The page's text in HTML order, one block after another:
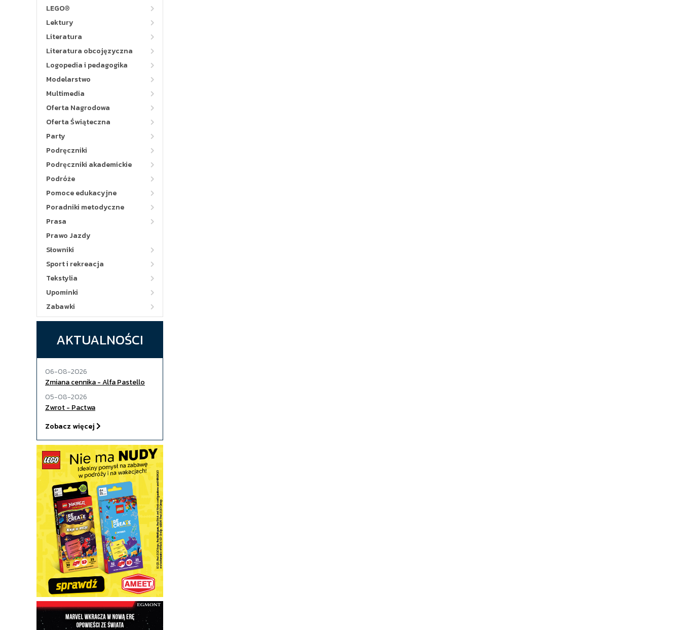
LEGO®
Lektury
Literatura
Literatura obcojęzyczna
Logopedia i pedagogika
Modelarstwo
Multimedia
Oferta Nagrodowa
Oferta Świąteczna
Party
Podręczniki
Podręczniki akademickie
Podróże
Pomoce edukacyjne
Poradniki metodyczne
Prasa
Prawo Jazdy
Słowniki
Sport i rekreacja
Tekstylia
Upominki
Zabawki
AKTUALNOŚCI
06-08-2026
Zmiana cennika - Alfa Pastello
05-08-2026
Zwrot - Pactwa
Zobacz więcej